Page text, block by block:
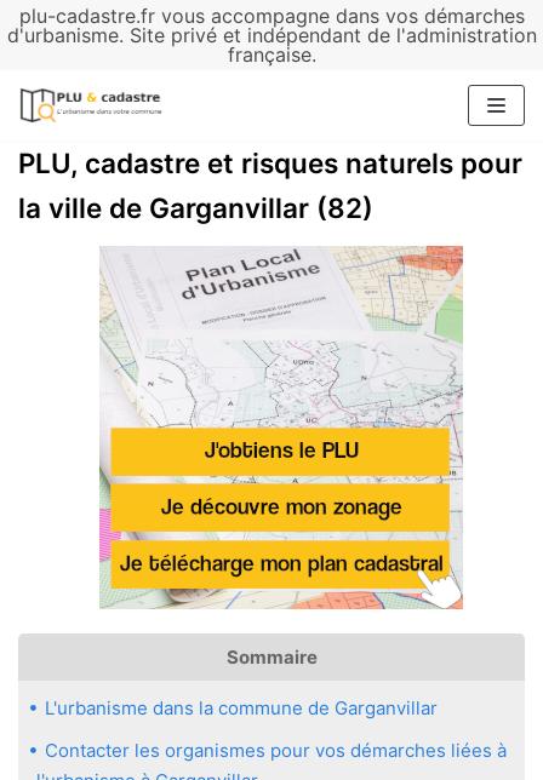
plu-cadastre.fr vous accompagne dans vos démarches
d'urbanisme. Site privé et indépendant de l'administration
française.
Aller
contenu
PLU, cadastre et risques naturels pour
la ville de Garganvillar (82)
Sommaire
L'urbanisme dans la commune de Garganvillar
Contacter les organismes pour vos démarches liées à